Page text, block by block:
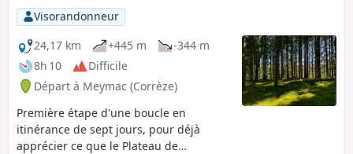
Visorandonneur
24,17 km
+445 m
-344 m
8h 10
Difficile
Départ à Meymac (Corrèze)
Première étape d'une boucle en
itinérance de sept jours, pour déjà
apprécier ce que le Plateau de